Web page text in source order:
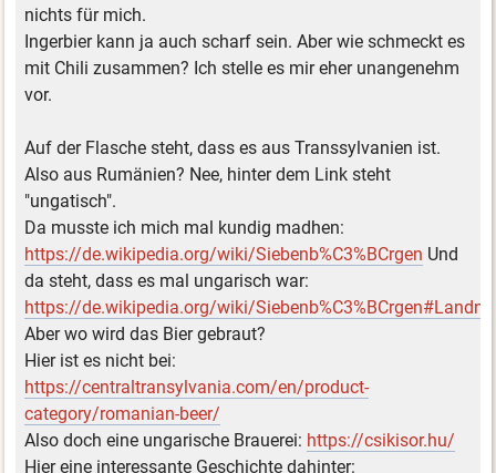
nichts für mich.
Ingerbier kann ja auch scharf sein. Aber wie schmeckt es
mit Chili zusammen? Ich stelle es mir eher unangenehm
vor.
Auf der Flasche steht, dass es aus Transsylvanien ist.
Also aus Rumänien? Nee, hinter dem Link steht
"ungatisch".
Da musste ich mich mal kundig madhen:
https://de.wikipedia.org/wiki/Siebenb%C3%BCrgen Und
da steht, dass es mal ungarisch war:
https://de.wikipedia.org/wiki/
Aber wo wird das Bier gebraut?
Hier ist es nicht bei:
https://centraltransylvania.com/en/product-
category/romanian-beer/
Also doch eine ungarische Brauerei: https://csikisor.hu/
Hier eine interessante Geschichte dahinter: